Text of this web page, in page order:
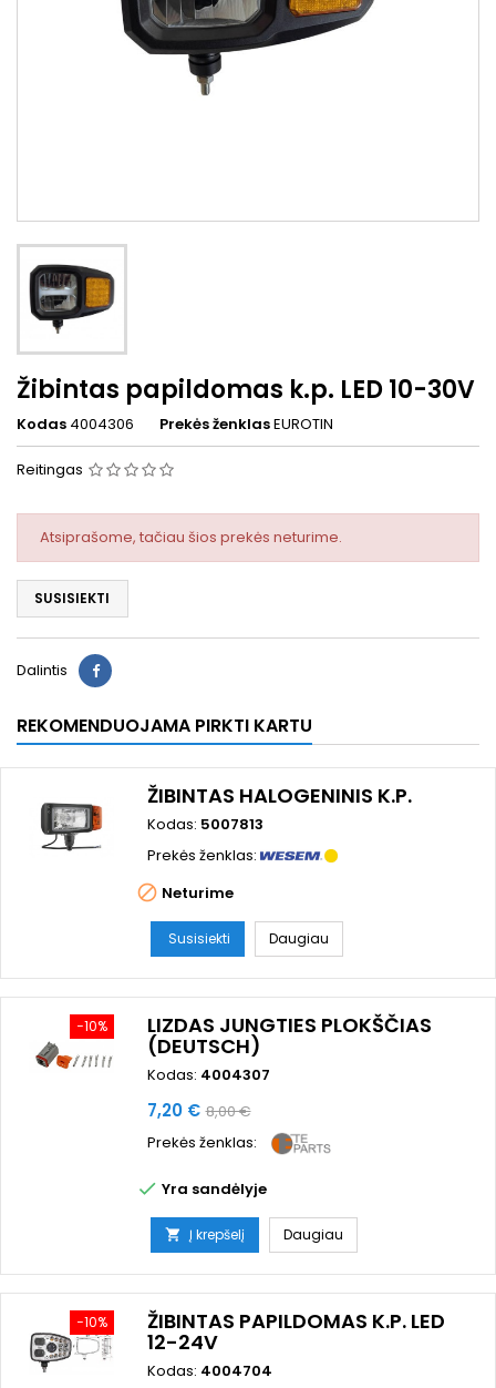
Žibintas papildomas k.p. LED 10-30V
Kodas 4004306 Prekės ženklasEUROTIN
Reitingas
Atsiprašome, tačiau šios prekės neturime.
SUSISIEKTI
Dalintis
REKOMENDUOJAMA PIRKTI KARTU
ŽIBINTAS HALOGENINIS K.P.
Kodas: 5007813
Prekės ženklas:
 Neturime
Susisiekti Daugiau
−10% LIZDAS JUNGTIES PLOKŠČIAS
(DEUTSCH)
Kodas: 4004307
Kaina
7,20 € Bazinė
kaina
8,00 €
Prekės ženklas:
 Yra sandėlyje
 Į krepšelį Daugiau
−10% ŽIBINTAS PAPILDOMAS K.P. LED
12-24V
Kodas: 4004704